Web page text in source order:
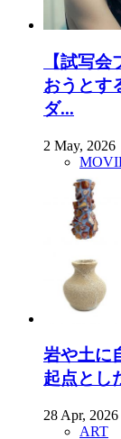
【試写
おうとす
ダ...
2 May, 2026
岩や土に
起点とし
28 Apr, 2026
ART